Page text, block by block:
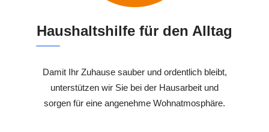
Haushaltshilfe für den Alltag
Damit Ihr Zuhause sauber und ordentlich bleibt,
unterstützen wir Sie bei der Hausarbeit und
sorgen für eine angenehme Wohnatmosphäre.